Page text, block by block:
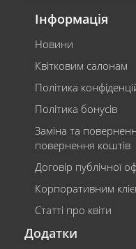
Інформація
Новини
Квітковим салонам
Політика
Політика бонусів
Заміна та
повернення коштів
Договір публічної
Корпоративним
Статті про квіти
Додатки